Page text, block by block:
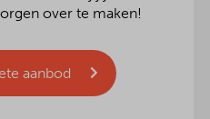
over te maken!
aanbod